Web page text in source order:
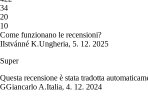
34
20
10
Come funzionano le recensioni?
IIstvánné K.Ungheria, 5. 12. 2025
Super
Questa recensione è stata tradotta
GGiancarlo A.Italia, 4. 12. 2024